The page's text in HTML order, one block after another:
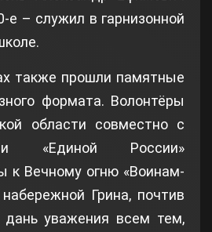
е – служил в гарнизонной
также прошли памятные
формата. Волонтёры
области совместно с
«Единой России»
к Вечному огню «Воинам-
Грина, почтив
уважения всем тем,